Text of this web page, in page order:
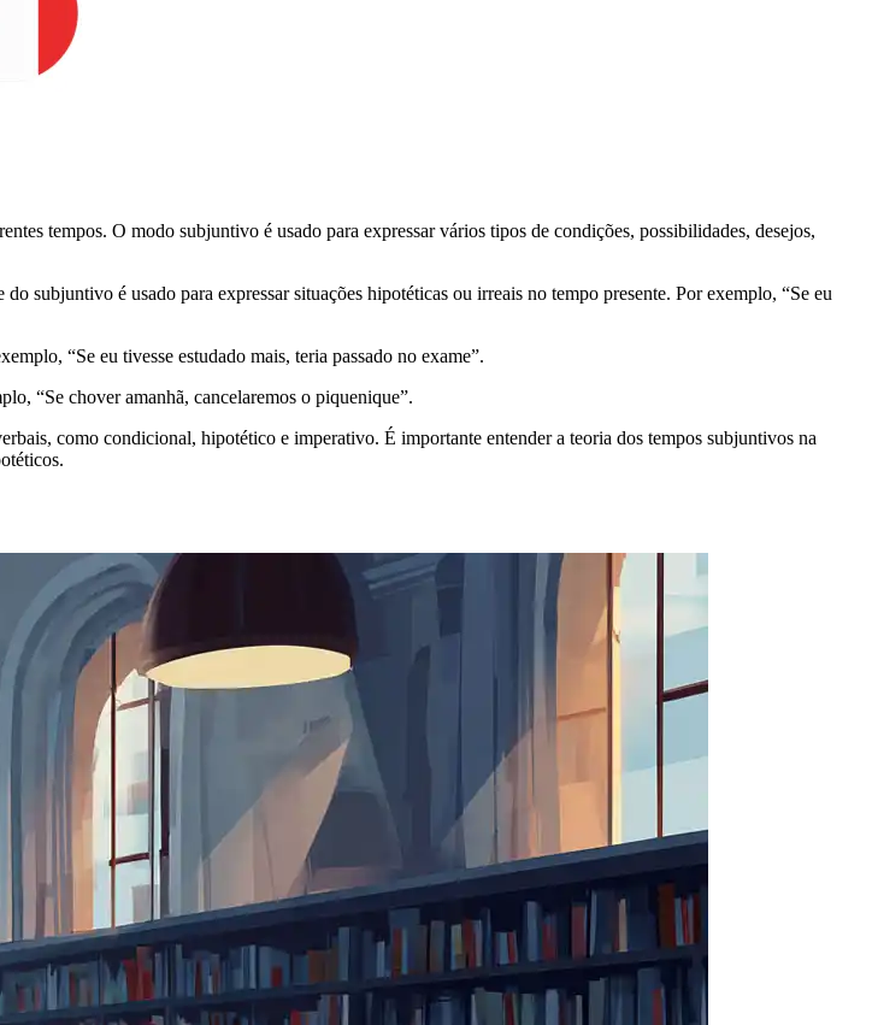
tempos. O modo subjuntivo é usado para expressar vários tipos de condições, possibilidades, desejos,
subjuntivo é usado para expressar situações hipotéticas ou irreais no tempo presente. Por exemplo, “Se eu
“Se eu tivesse estudado mais, teria passado no exame”.
“Se chover amanhã, cancelaremos o piquenique”.
como condicional, hipotético e imperativo. É importante entender a teoria dos tempos subjuntivos na